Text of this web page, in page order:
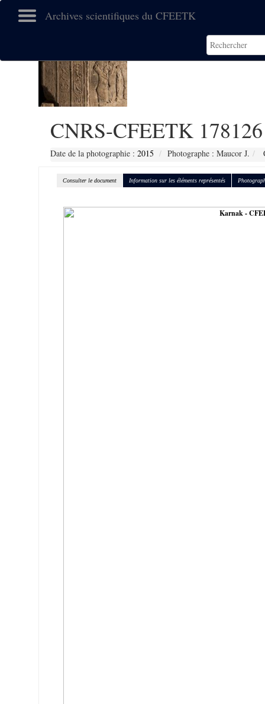
Archives scientifiques du CFEETK
CNRS-CFEETK 178126
Date de la photographie : 2015 Photographe : Maucor J.
Consulter le document Information sur les éléments représentés